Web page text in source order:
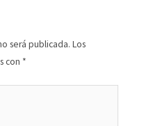
será publicada. Los
con *